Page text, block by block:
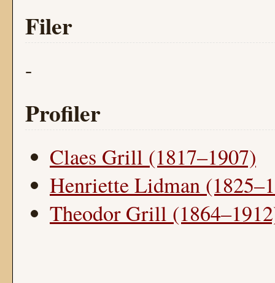
Filer
-
Profiler
Claes Grill (1817–1907)
Henriette Lidman
Theodor Grill